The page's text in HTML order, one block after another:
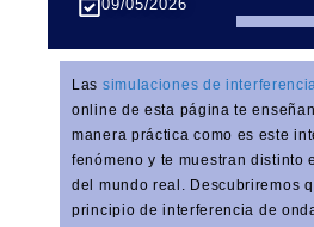
09/05/2026
Las simulaciones de
online de esta página te
manera práctica como es este
fenómeno y te muestran distinto
del mundo real. Descubriremos
principio de interferencia de